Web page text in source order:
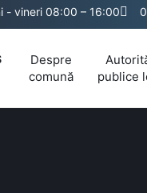
- vineri 08:00 – 16:00
Despre
comună
publice